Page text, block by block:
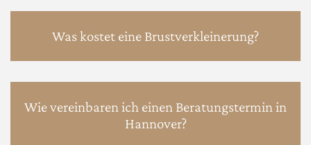
Was kostet eine Brustverkleinerung?
Wie vereinbaren ich einen Beratungstermin in
Hannover?